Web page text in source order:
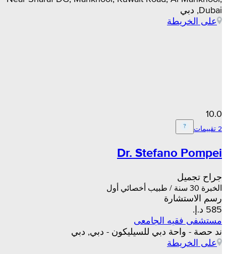
Dubai, دبي
على الخريطة
10.0
Dr. Stefano Pompei
جراح تجميل
الخبرة 30 سنة / طبيب أخصائي أول
رسم الاستشارة
مستشفى فقيه الجامعى
ند حصة - واحة دبي للسيليكون - دبي, دبي
على الخريطة